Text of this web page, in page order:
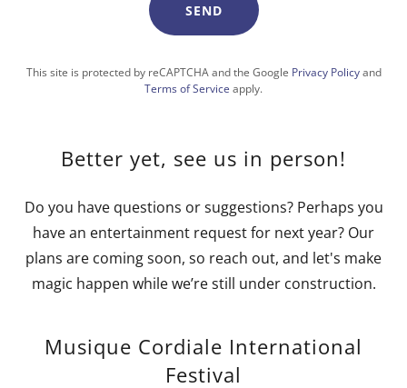
SEND
This site is protected by reCAPTCHA and the Google Privacy Policyand
Terms of Service apply.
Better yet, see us in person!
Do you have questions or suggestions? Perhaps you
have an entertainment request for next year? Our
plans are coming soon, so reach out, and let's make
magic happen while we’re still under construction.
Musique Cordiale International
Festival